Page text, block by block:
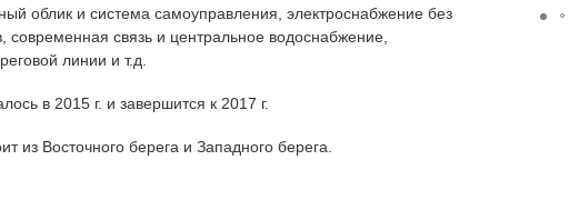
облик и система самоуправления, электроснабжение без
современная связь и центральное водоснабжение,
линии и т.д.
в 2015 г. и завершится к 2017 г.
из Восточного берега и Западного берега.